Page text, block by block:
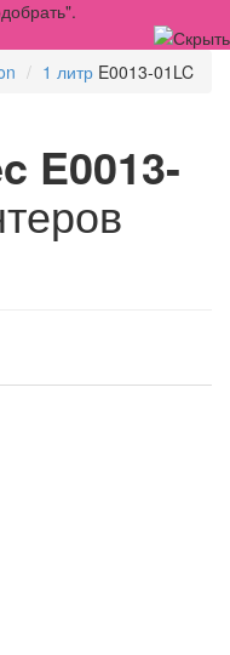
1 литр E0013-01LC
E0013-